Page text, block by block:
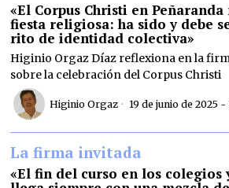
«El Corpus Christi en
fiesta religiosa: ha sido y debe
rito de identidad colectiva»
Higinio Orgaz Díaz reflexiona en la
sobre la celebración del Corpus Christi
Higinio Orgaz 19 de junio de 2025 -
La firma invitada
«El fin del curso en los colegios